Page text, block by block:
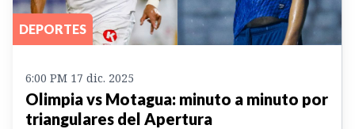
DEPORTES
6:00 PM 17 dic. 2025
Olimpia vs Motagua: minuto a minuto por
triangulares del Apertura